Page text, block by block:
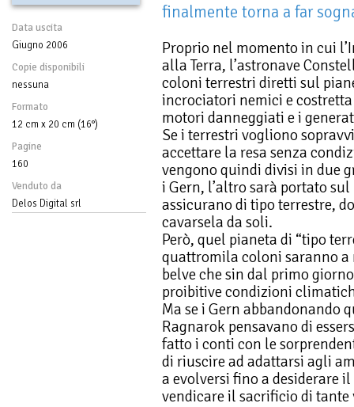
Data uscita
Giugno 2006
Copie disponibili
nessuna
Formato
12 cm x 20 cm (16°)
Pagine
160
Venduto da
Delos Digital srl
finalmente torna a far
Proprio nel momento in cui
alla Terra, l’astronave
coloni terrestri diretti sul
incrociatori nemici e
motori danneggiati e i
Se i terrestri vogliono
accettare la resa senza
vengono quindi divisi in due
i Gern, l’altro sarà portato
assicurano di tipo terrestre,
cavarsela da soli.
Però, quel pianeta di “tipo
quattromila coloni saranno
belve che sin dal primo
proibitive condizioni
Ma se i Gern abbandonando
Ragnarok pensavano di
fatto i conti con le
di riuscire ad adattarsi agli
a evolversi fino a desiderare
vendicare il sacrificio di